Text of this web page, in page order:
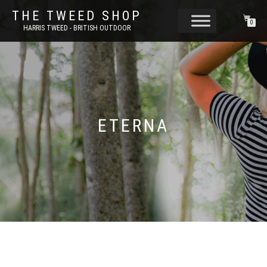
THE TWEED SHOP
HARRIS TWEED - BRITISH OUTDOOR
0
ETERNA